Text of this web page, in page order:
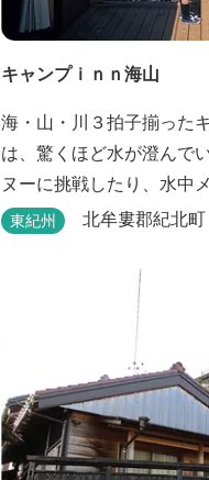
キャンプｉｎｎ海山
海・山・川３拍子揃った
は、驚くほど水が澄んで
ヌーに挑戦したり、水中
水族館をのぞいてみたり。 また、ウッディークラフ
盛りだくさん。森林浴
ゆったりできます。 紀
った海鮮・焼肉バーベ
で、海辺や川遊び...
東紀州 北牟婁郡紀北町